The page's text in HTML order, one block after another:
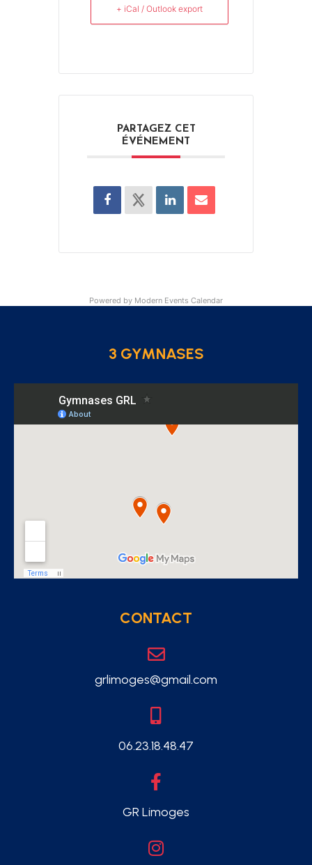
+ iCal / Outlook export
PARTAGEZ CET
ÉVÉNEMENT
Powered by Modern Events Calendar
3 GYMNASES
CONTACT
grlimoges@gmail.com
06.23.18.48.47
GR Limoges